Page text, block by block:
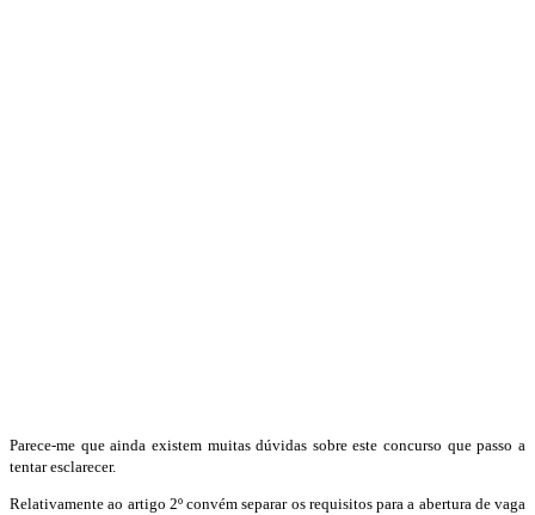
Parece-me que ainda existem muitas dúvidas sobre este concurso que passo a
tentar esclarecer.
Relativamente ao artigo 2º convém separar os requisitos para a abertura de vaga